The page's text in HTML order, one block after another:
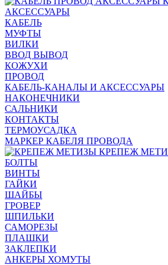
АКСЕССУАРЫ
КАБЕЛЬ
МУФТЫ
ВИЛКИ
ВВОД ВЫВОД
КОЖУХИ
ПРОВОД
КАБЕЛЬ-КАНАЛЫ И АКСЕССУАРЫ
НАКОНЕЧНИКИ
САЛЬНИКИ
КОНТАКТЫ
ТЕРМОУСАДКА
МАРКЕР КАБЕЛЯ ПРОВОДА
КРЕПЕЖ
БОЛТЫ
ВИНТЫ
ГАЙКИ
ШАЙБЫ
ГРОВЕР
ШПИЛЬКИ
САМОРЕЗЫ
ПЛАШКИ
ЗАКЛЕПКИ
АНКЕРЫ ХОМУТЫ